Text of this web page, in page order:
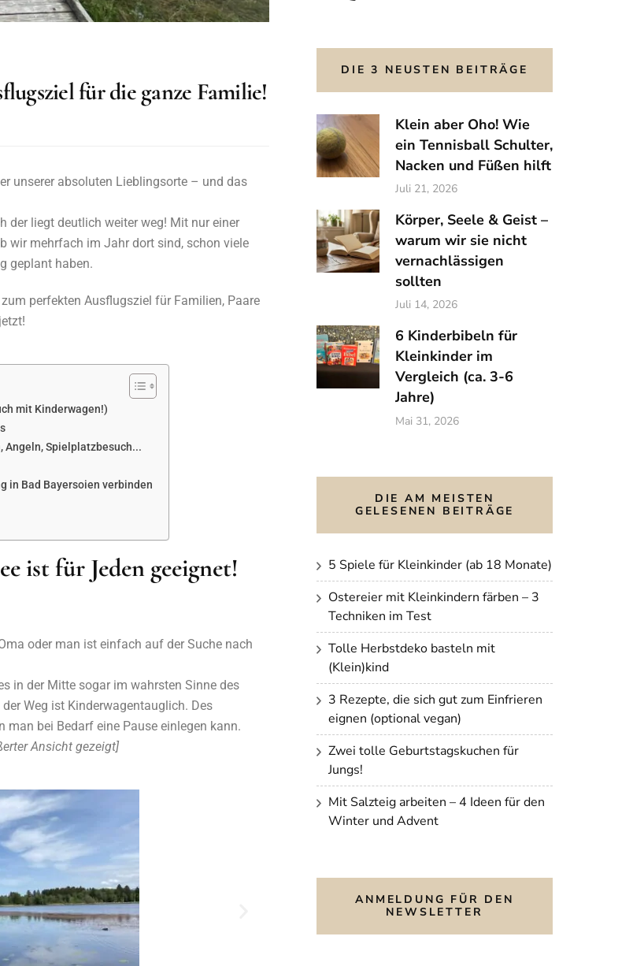
für die ganze Familie!
unserer absoluten Lieblingsorte – und das
der liegt deutlich weiter weg! Mit nur einer
wir mehrfach im Jahr dort sind, schon viele
geplant haben.
perfekten Ausflugsziel für Familien, Paare
mit Kinderwagen!)
Angeln, Spielplatzbesuch...
in Bad Bayersoien verbinden
ist für Jeden geeignet!
oder man ist einfach auf der Suche nach
in der Mitte sogar im wahrsten Sinne des
Weg ist Kinderwagentauglich. Des
man bei Bedarf eine Pause einlegen kann.
Ansicht gezeigt]
DIE 3 NEUSTEN BEITRÄGE
Klein aber Oho! Wie
ein Tennisball Schulter,
Nacken und Füßen hilft
Juli 21, 2026
Körper, Seele & Geist –
warum wir sie nicht
vernachlässigen
sollten
Juli 14, 2026
6 Kinderbibeln für
Kleinkinder im
Vergleich (ca. 3-6
Jahre)
Mai 31, 2026
DIE AM MEISTEN
GELESENEN BEITRÄGE
5 Spiele für Kleinkinder (ab 18 Monate)
Ostereier mit Kleinkindern färben – 3
Techniken im Test
Tolle Herbstdeko basteln mit
(Klein)kind
3 Rezepte, die sich gut zum Einfrieren
eignen (optional vegan)
Zwei tolle Geburtstagskuchen für
Jungs!
Mit Salzteig arbeiten – 4 Ideen für den
Winter und Advent
ANMELDUNG FÜR DEN
NEWSLETTER